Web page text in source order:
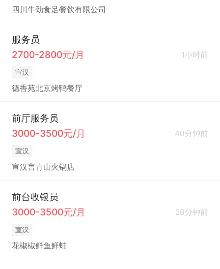
四川牛劲食足餐饮有限公司
服务员
2700-2800元/月
1小时前
宣汉
德香苑北京烤鸭餐厅
前厅服务员
3000-3500元/月
40分钟前
宣汉
宣汉言青山火锅店
前台收银员
3000-3500元/月
28分钟前
宣汉
花椒椒鲜鱼鲜蛙